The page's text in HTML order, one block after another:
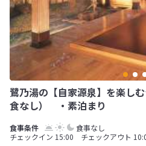
鷺乃湯の【自家源泉】を楽し
食なし） ・素泊まり
食事なし
チェックイン 15:00 チェックアウト